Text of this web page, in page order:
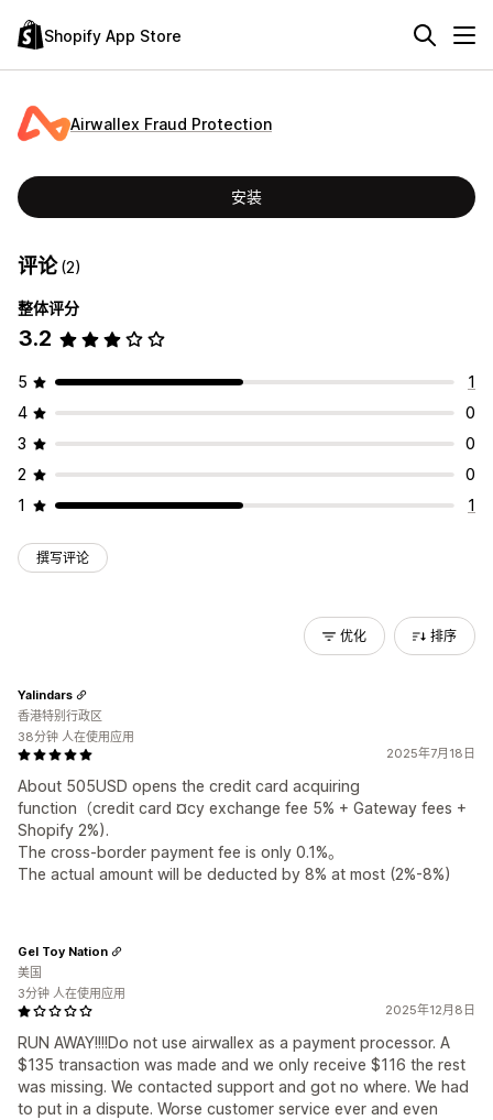
Shopify App Store
Airwallex Fraud Protection
安装
评论(2)
整体评分
3.2
5
1
4
0
3
0
2
0
1
1
撰写评论
优化 排序
2025年7月18日
About 505USD opens the credit card acquiring
function（credit card ¤cy exchange fee 5% + Gateway fees +
Shopify 2%).
The cross-border payment fee is only 0.1%。
The actual amount will be deducted by 8% at most (2%-8%)
Yalindars
香港特别行政区
38分钟 人在使用应用
2025年12月8日
RUN AWAY!!!!Do not use airwallex as a payment processor. A
$135 transaction was made and we only receive $116 the rest
was missing. We contacted support and got no where. We had
to put in a dispute. Worse customer service ever and even
Gel Toy Nation
美国
3分钟 人在使用应用